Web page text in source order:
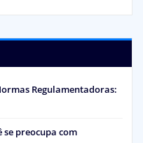
Regulamentadoras:
se preocupa com